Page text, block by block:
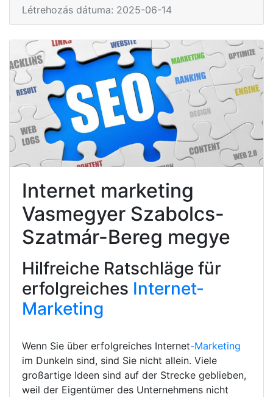
Létrehozás dátuma: 2025-06-14
Internet marketing
Vasmegyer Szabolcs-
Szatmár-Bereg megye
Hilfreiche Ratschläge für
erfolgreiches Internet-
Marketing
Wenn Sie über erfolgreiches Internet-Marketing
im Dunkeln sind, sind Sie nicht allein. Viele
großartige Ideen sind auf der Strecke geblieben,
weil der Eigentümer des Unternehmens nicht